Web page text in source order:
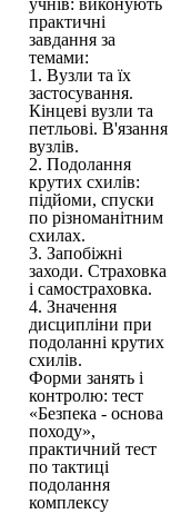
учнів: виконують
практичні
завдання за
темами:
1. Вузли та їх
застосування.
Кінцеві вузли та
петльові. В'язання
вузлів.
2. Подолання
крутих схилів:
підйоми, спуски
по різноманітним
схилах.
3. Запобіжні
заходи. Страховка
і самостраховка.
4. Значення
дисципліни при
подоланні крутих
схилів.
Форми занять і
контролю: тест
«Безпека - основа
походу»,
практичний тест
по тактиці
подолання
комплексу